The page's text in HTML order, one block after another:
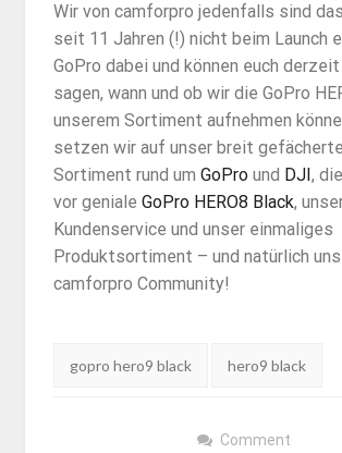
Wir von camforpro jedenfalls sind
seit 11 Jahren (!) nicht beim Launch
GoPro dabei und können euch
sagen, wann und ob wir die GoPro
unserem Sortiment aufnehmen
setzen wir auf unser breit
Sortiment rund um GoPround DJI ,
vor geniale GoPro HERO8 Black,
Kundenservice und unser einmaliges
Produktsortiment – und natürlich
camforpro Community!
gopro hero9 black hero9 black
Comment